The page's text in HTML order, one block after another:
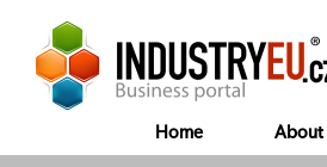
Home About